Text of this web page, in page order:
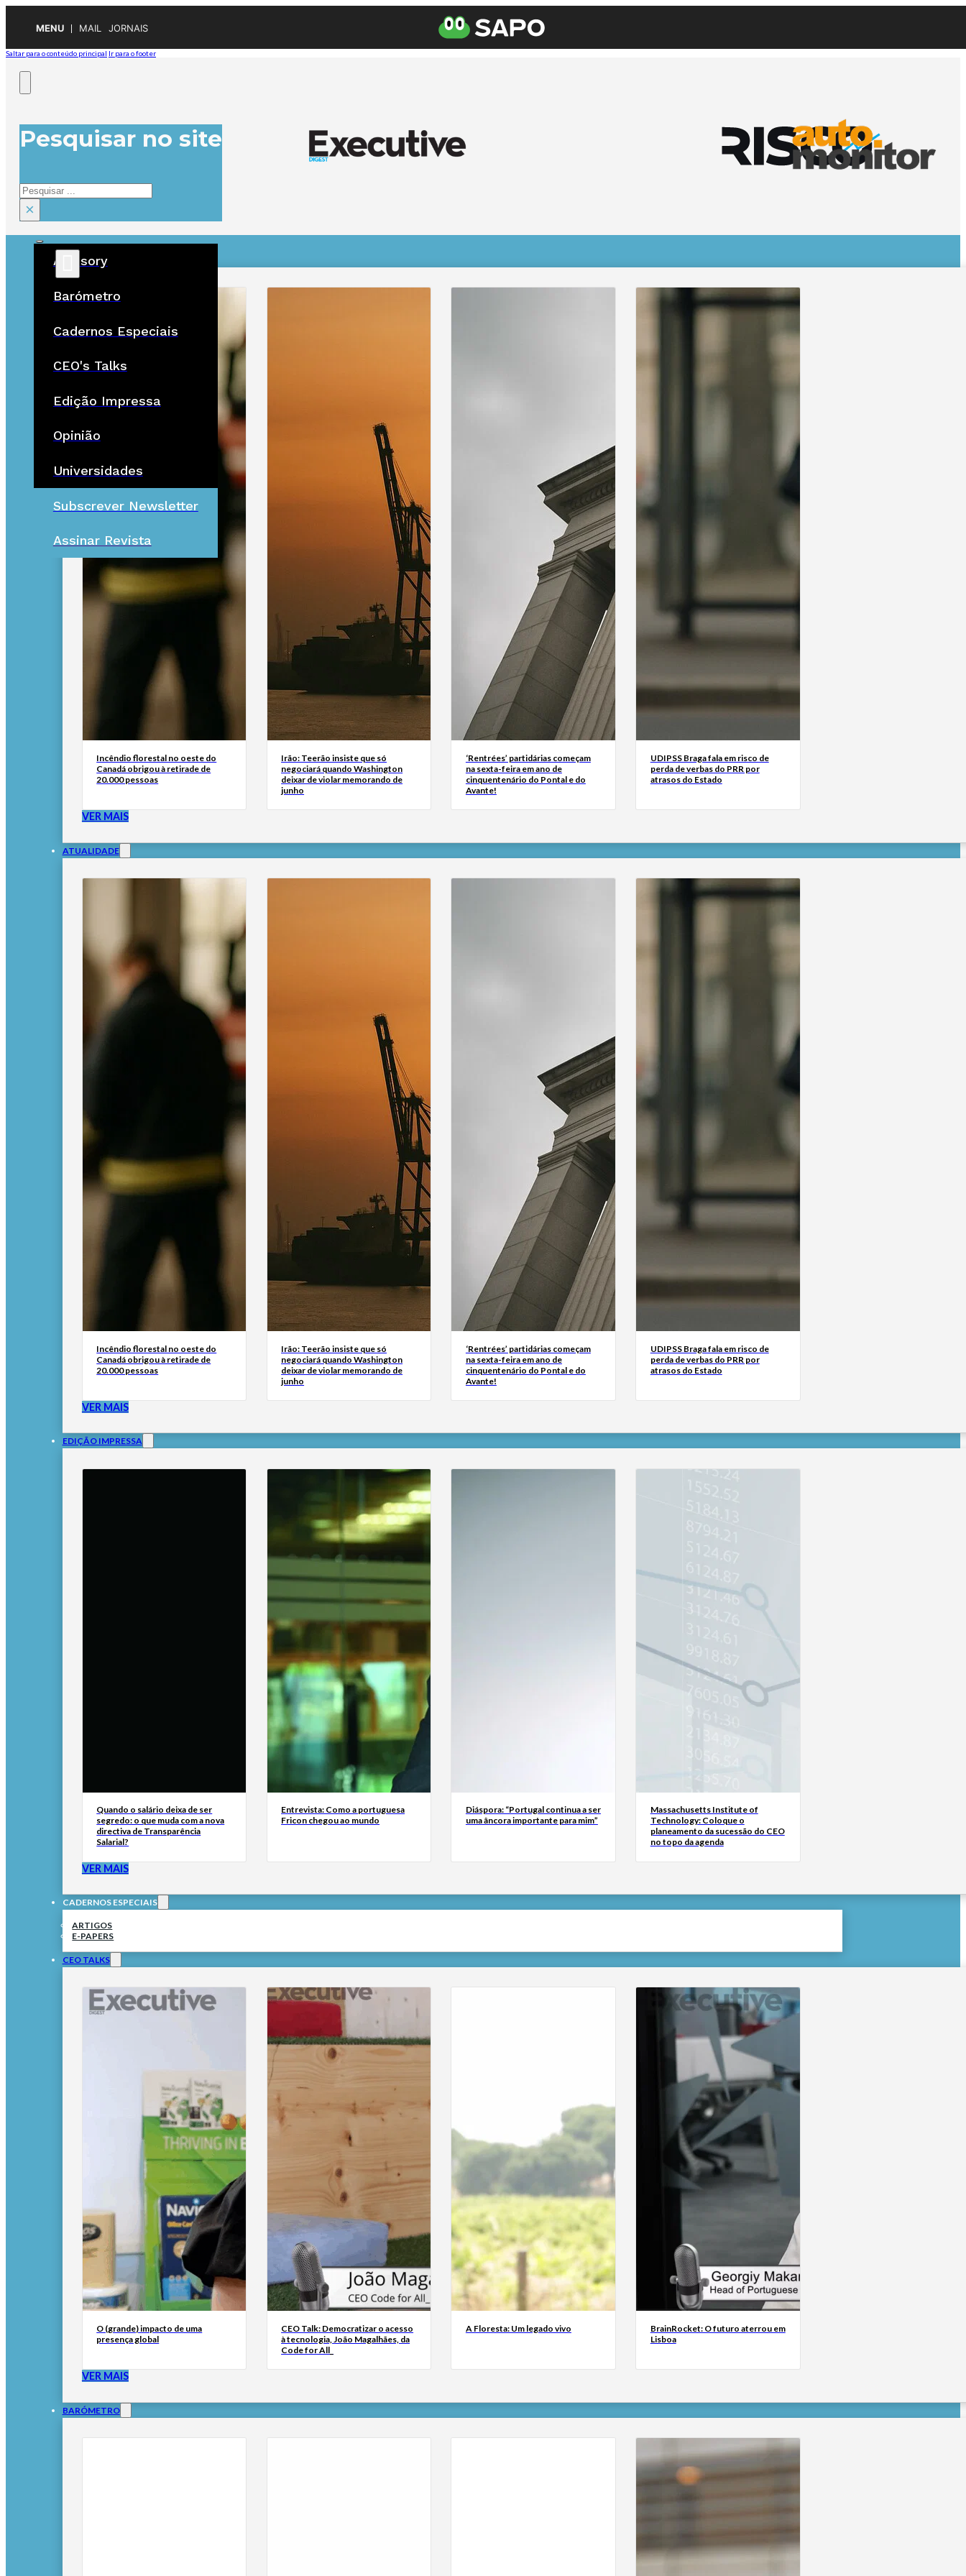
MENU MAIL JORNAIS
Saltar para o conteúdo principal Ir para o footer
Pesquisar no site
Pesquisar
×
Advisory
Barómetro
Cadernos Especiais
CEO's Talks
Edição Impressa
Opinião
Universidades
Subscrever Newsletter
Assinar Revista
ÚLTIMAS
Incêndio florestal no oeste do
Canadá obrigou à retirade de
20.000 pessoas
Irão: Teerão insiste que só
negociará quando Washington
deixar de violar memorando de
junho
‘Rentrées’ partidárias começam
na sexta-feira em ano de
cinquentenário do Pontal e do
Avante!
UDIPSS Braga fala em risco de
perda de verbas do PRR por
atrasos do Estado
VER MAIS
ATUALIDADE
Incêndio florestal no oeste do
Canadá obrigou à retirade de
20.000 pessoas
Irão: Teerão insiste que só
negociará quando Washington
deixar de violar memorando de
junho
‘Rentrées’ partidárias começam
na sexta-feira em ano de
cinquentenário do Pontal e do
Avante!
UDIPSS Braga fala em risco de
perda de verbas do PRR por
atrasos do Estado
VER MAIS
EDIÇÃO IMPRESSA
Quando o salário deixa de ser
segredo: o que muda com a nova
directiva de Transparência
Salarial?
Entrevista: Como a portuguesa
Fricon chegou ao mundo
Diáspora: “Portugal continua a ser
uma âncora importante para mim”
Massachusetts Institute of
Technology: Coloque o
planeamento da sucessão do CEO
no topo da agenda
VER MAIS
CADERNOS ESPECIAIS
ARTIGOS
E-PAPERS
CEO TALKS
O (grande) impacto de uma
presença global
CEO Talk: Democratizar o acesso
à tecnologia, João Magalhães, da
Code for All_
A Floresta: Um legado vivo
BrainRocket: O futuro aterrou em
Lisboa
VER MAIS
BARÓMETRO